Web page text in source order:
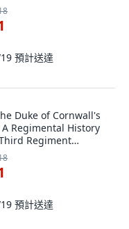
Press, 英文
預計送達
Duke of Cornwall's
Regimental History
Regiment
, Legare Street
預計送達